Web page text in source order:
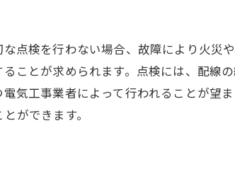
点検を行わない場合、故障により火災
ことが求められます。点検には、配線
気工事業者によって行われることが望
ができます。